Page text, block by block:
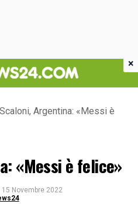
Scaloni, Argentina: «Messi è
«Messi è felice»
15 Novembre 2022
×